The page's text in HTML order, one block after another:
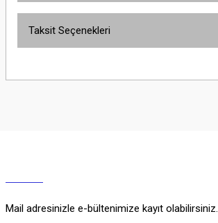
Soru Sor
Taksit Seçenekleri
Mail adresinizle e-bültenimize kayıt olabilirsiniz.